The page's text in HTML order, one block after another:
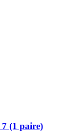
(1 paire)